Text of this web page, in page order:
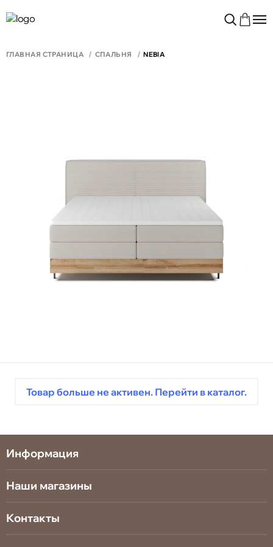
ГЛАВНАЯ СТРАНИЦА СПАЛЬНЯ NEBIA
Товар больше не активен. Перейти в каталог.
Информация
Наши магазины
Контакты